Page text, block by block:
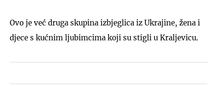
Ovo je već druga skupina izbjeglica iz Ukrajine, žena i
djece s kućnim ljubimcima koji su stigli u Kraljevicu.